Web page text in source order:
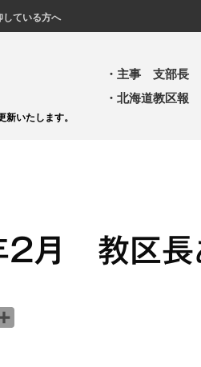
している方へ
いたします。
・主事 支部長
・北海道教区報
月 教区長